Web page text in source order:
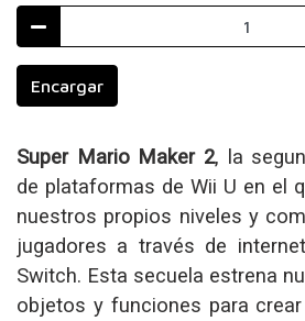
Encargar
Super Mario Maker 2, la
de plataformas de Wii U en el
nuestros propios niveles y
jugadores a través de
Switch. Esta secuela estrena
objetos y funciones para